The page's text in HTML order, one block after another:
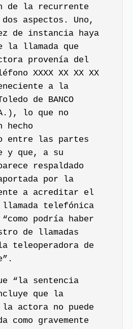
de la recurrente
aspectos. Uno,
de instancia haya
la llamada que
provenía del
XXXX XX XX XX
a la
de BANCO
lo que no
hecho
entre las partes
y que, a su
respaldado
por la
a acreditar el
telefónica
podría haber
de llamadas
teleoperadora de
“la sentencia
que la
actora no puede
gravemente